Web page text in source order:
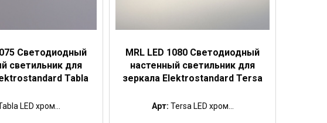
Светодиодный
светильник для
Tabla
LED хром...
MRL LED 1080 Светодиодный
настенный светильник для
зеркала Elektrostandard Tersa
Арт: Tersa LED хром...